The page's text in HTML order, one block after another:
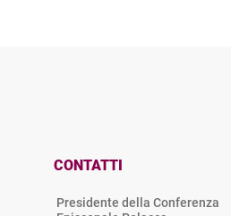
CONTATTI
Presidente della Conferenza